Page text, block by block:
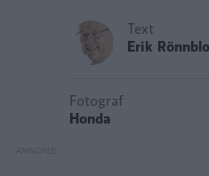
Text
Erik
Fotograf
Honda